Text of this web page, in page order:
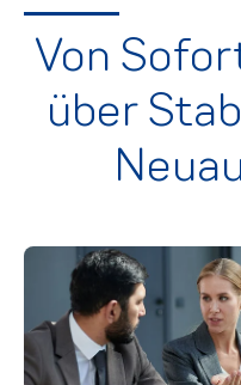
Von
über